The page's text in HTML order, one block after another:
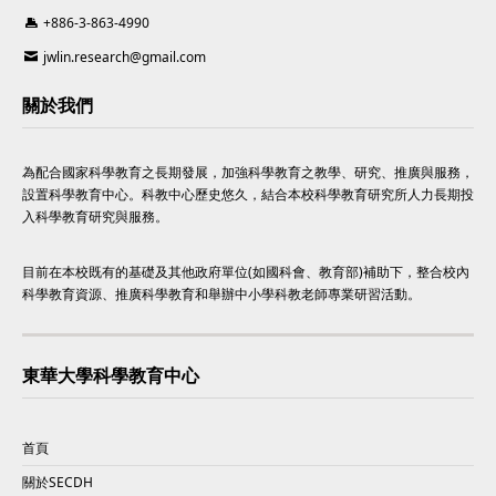
+886-3-863-4990
jwlin.research@gmail.com
關於我們
為配合國家科學教育之長期發展，加強科學教育之教學、研究、推廣與服務，
設置科學教育中心。科教中心歷史悠久，結合本校科學教育研究所人力長期投
入科學教育研究與服務。
目前在本校既有的基礎及其他政府單位(如國科會、教育部)補助下，整合校內
科學教育資源、推廣科學教育和舉辦中小學科教老師專業研習活動。
東華大學科學教育中心
首頁
關於SECDH